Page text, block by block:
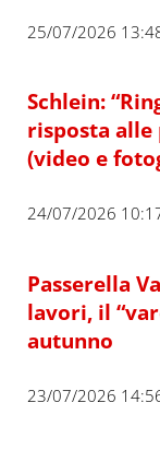
25/07/2026
Schlein:
risposta alle
(video e
24/07/2026
Passerella
lavori, il
autunno
23/07/2026